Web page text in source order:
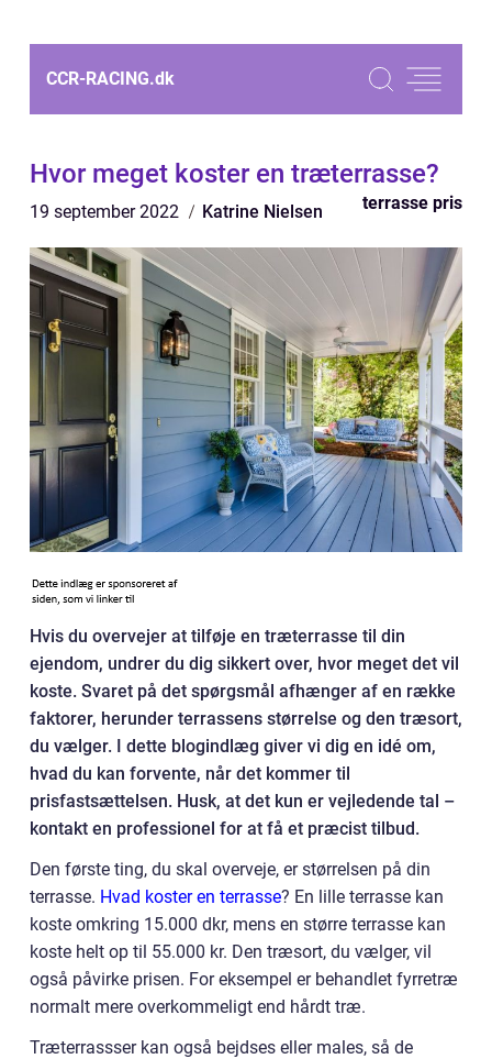
CCR-RACING.dk
Hvor meget koster en træterrasse?
19 september 2022 Katrine Nielsen terrasse pris
Hvis du overvejer at tilføje en træterrasse til din
ejendom, undrer du dig sikkert over, hvor meget det vil
koste. Svaret på det spørgsmål afhænger af en række
faktorer, herunder terrassens størrelse og den træsort,
du vælger. I dette blogindlæg giver vi dig en idé om,
hvad du kan forvente, når det kommer til
prisfastsættelsen. Husk, at det kun er vejledende tal –
kontakt en professionel for at få et præcist tilbud.
Den første ting, du skal overveje, er størrelsen på din
terrasse. Hvad koster en terrasse? En lille terrasse kan
koste omkring 15.000 dkr, mens en større terrasse kan
koste helt op til 55.000 kr. Den træsort, du vælger, vil
også påvirke prisen. For eksempel er behandlet fyrretræ
normalt mere overkommeligt end hårdt træ.
Træterrassser kan også bejdses eller males, så de